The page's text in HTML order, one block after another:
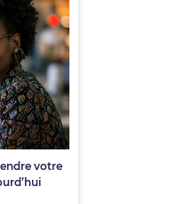
votre